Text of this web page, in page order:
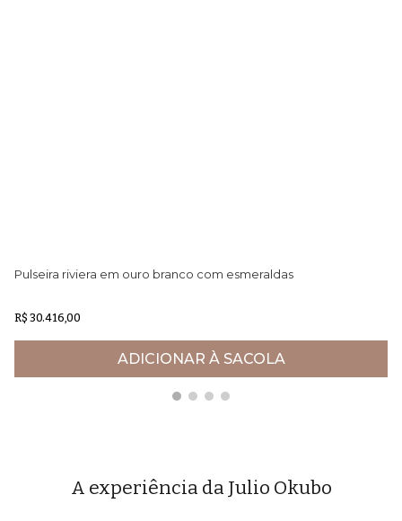
Pulseira riviera em ouro branco com esmeraldas
R$ 30.416,00
ADICIONAR À SACOLA
A experiência da Julio Okubo